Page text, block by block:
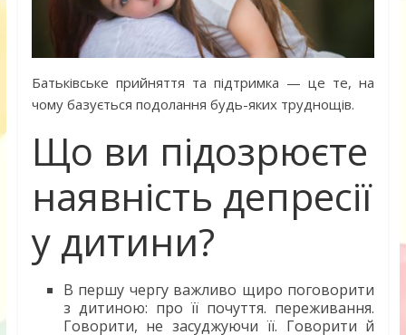
Батьківське прийняття та підтримка — це те, на
чому базується подолання будь-яких труднощів.
Що ви підозрюєте
наявність депресії
у дитини?
В першу чергу важливо щиро поговорити
з дитиною: про її почуття. переживання.
Говорити, не засуджуючи її. Говорити й